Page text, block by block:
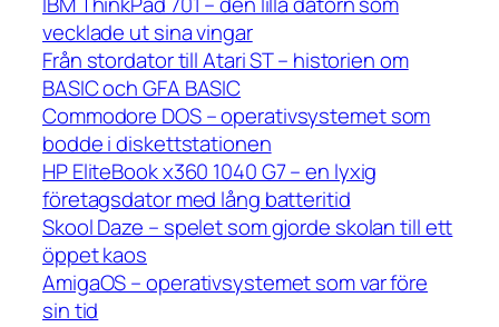
vecklade ut sina vingar
Från stordator till Atari ST – historien om
BASIC och GFA BASIC
Commodore DOS – operativsystemet som
bodde i diskettstationen
HP EliteBook x360 1040 G7 – en lyxig
företagsdator med lång batteritid
Skool Daze – spelet som gjorde skolan till ett
öppet kaos
AmigaOS – operativsystemet som var före
sin tid